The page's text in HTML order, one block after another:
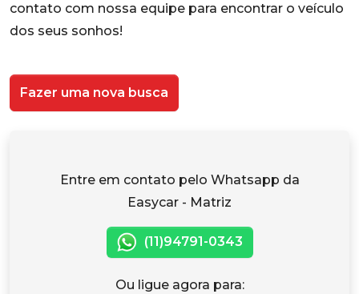
contato com nossa equipe para encontrar o veículo
dos seus sonhos!
Fazer uma nova busca
Entre em contato pelo Whatsapp da
Easycar - Matriz
(11)94791-0343
Ou ligue agora para: